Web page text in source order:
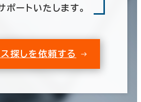
ポートいたします。
探しを依頼する